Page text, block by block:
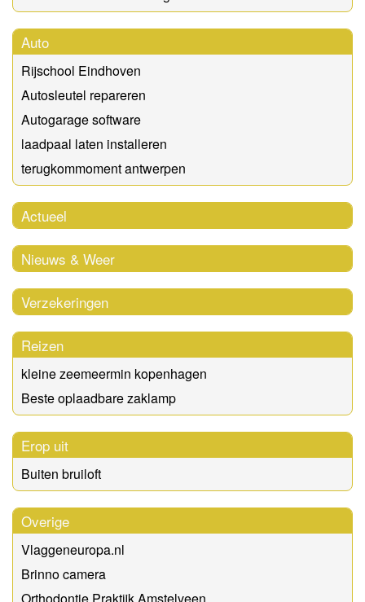
Auto
Rijschool Eindhoven
Autosleutel repareren
Autogarage software
laadpaal laten installeren
terugkommoment antwerpen
Actueel
Nieuws & Weer
Verzekeringen
Reizen
kleine zeemeermin kopenhagen
Beste oplaadbare zaklamp
Erop uit
Buiten bruiloft
Overige
Vlaggeneuropa.nl
Brinno camera